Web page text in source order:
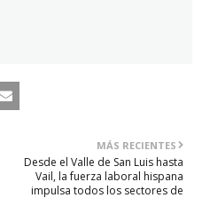
MÁS RECIENTES
Desde el Valle de San Luis hasta
Vail, la fuerza laboral hispana
impulsa todos los sectores de